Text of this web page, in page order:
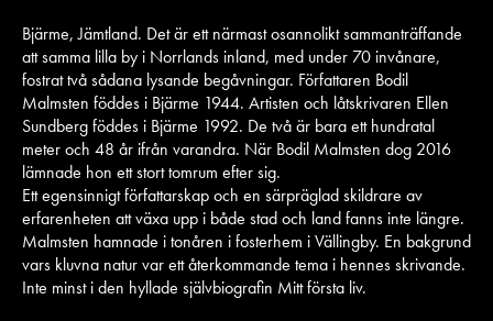
Bjärme, Jämtland. Det är ett närmast osannolikt sammanträffande
att samma lilla by i Norrlands inland, med under 70 invånare,
fostrat två sådana lysande begåvningar. Författaren Bodil
Malmsten föddes i Bjärme 1944. Artisten och låtskrivaren Ellen
Sundberg föddes i Bjärme 1992. De två är bara ett hundratal
meter och 48 år ifrån varandra. När Bodil Malmsten dog 2016
lämnade hon ett stort tomrum efter sig.
Ett egensinnigt författarskap och en särpräglad skildrare av
erfarenheten att växa upp i både stad och land fanns inte längre.
Malmsten hamnade i tonåren i fosterhem i Vällingby. En bakgrund
vars kluvna natur var ett återkommande tema i hennes skrivande.
Inte minst i den hyllade självbiografin Mitt första liv.